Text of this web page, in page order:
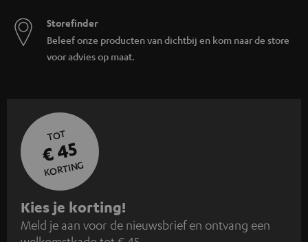
Storefinder
Beleef onze producten van dichtbij en kom naar de store
voor advies op maat.
TOT
€ 45
KORTING
A
a
Kies je korting!
Meld je aan voor de nieuwsbrief en ontvang een